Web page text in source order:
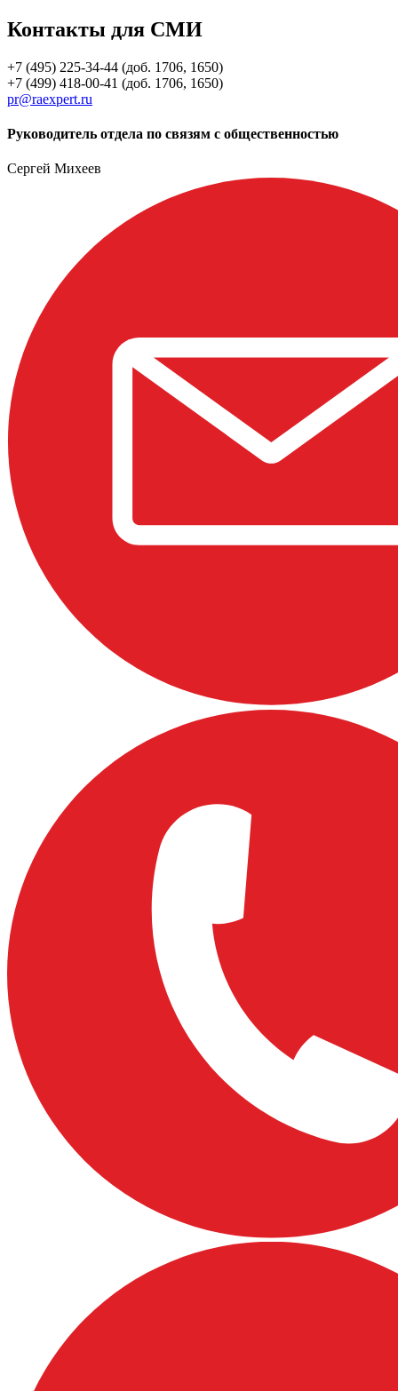
Контакты для СМИ
+7 (495) 225-34-44 (доб. 1706, 1650)
+7 (499) 418-00-41 (доб. 1706, 1650)
pr@raexpert.ru
Руководитель отдела по связям с общественностью
Сергей Михеев